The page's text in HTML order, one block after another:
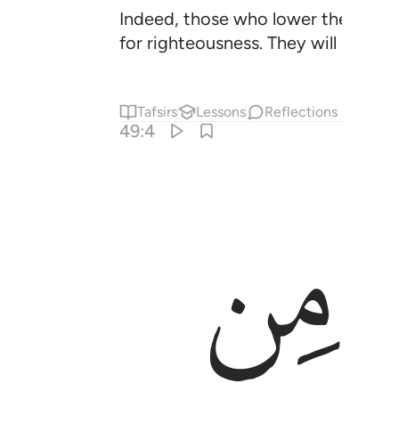
Indeed, those who lower their
for righteousness. They will have
Tafsirs Lessons Reflections
49:4
ﲽ